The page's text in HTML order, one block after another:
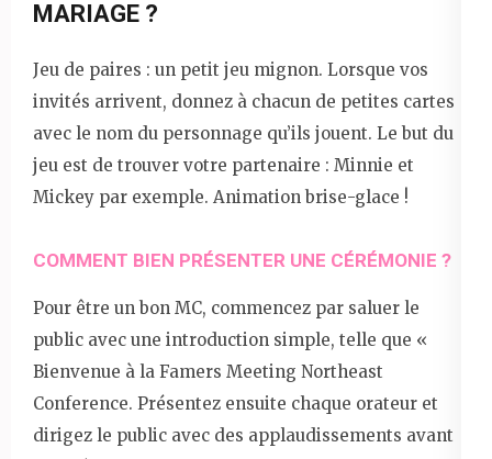
MARIAGE ?
Jeu de paires : un petit jeu mignon. Lorsque vos
invités arrivent, donnez à chacun de petites cartes
avec le nom du personnage qu’ils jouent. Le but du
jeu est de trouver votre partenaire : Minnie et
Mickey par exemple. Animation brise-glace !
COMMENT BIEN PRÉSENTER UNE CÉRÉMONIE ?
Pour être un bon MC, commencez par saluer le
public avec une introduction simple, telle que «
Bienvenue à la Famers Meeting Northeast
Conference. Présentez ensuite chaque orateur et
dirigez le public avec des applaudissements avant